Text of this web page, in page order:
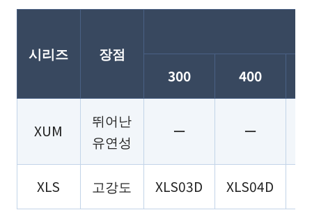
시리즈
장점
300
400
XUM
뛰어난
유연성
ー ー
XLS 고강도 XLS03D XLS04D